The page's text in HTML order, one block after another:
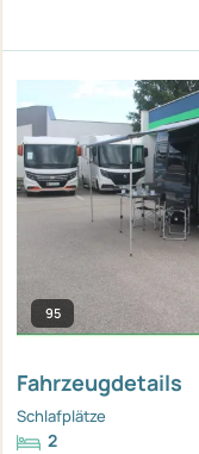
95
Fahrzeugdetails
Schlafplätze
2